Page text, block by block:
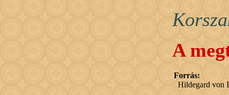
A
Forrás:
Hildegard von